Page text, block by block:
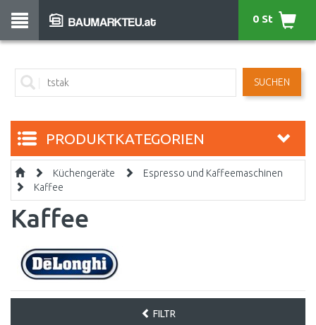
SUCHEN
0 St
PRODUKTKATEGORIEN
Küchengeräte
Espresso und Kaffeemaschinen
Kaffee
Kaffee
FILTR